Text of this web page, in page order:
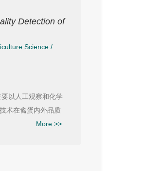
Detection of
Science /
以人工观察和化学
术在禽蛋内外品质
More >>